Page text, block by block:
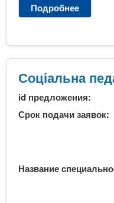
Подробнее
С
ц
і
а
л
ь
н
д
а
Соціальна
id предложения:
Срок подачи заявок:
Название